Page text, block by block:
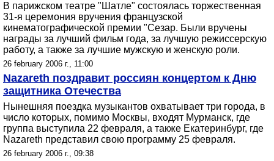
В парижском театре "Шатле" состоялась торжественная
31-я церемония вручения французской
кинематографической премии "Сезар. Были вручены
награды за лучший фильм года, за лучшую режиссерскую
работу, а также за лучшие мужскую и женскую роли.
26 february 2006 г., 11:00
Nazareth поздравит россиян концертом к Дню
защитника Отечества
Нынешняя поездка музыкантов охватывает три города, в
число которых, помимо Москвы, входят Мурманск, где
группа выступила 22 февраля, а также Екатеринбург, где
Nazareth представил свою программу 25 февраля.
26 february 2006 г., 09:38